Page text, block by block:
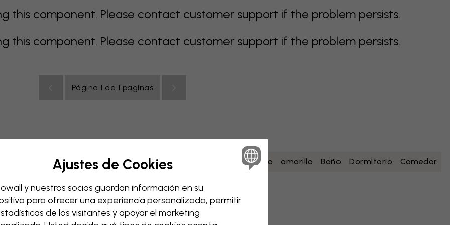
this component. Please contact customer support if the problem persists.
this component. Please contact customer support if the problem persists.
Página 1 de 1 páginas
coloridos naranja rosa púrpura blanco amarillo Baño Dormitorio Comedor
Ajustes de Cookies
y nuestros socios guardan información en su
para ofrecer una experiencia personalizada, permitir
de los visitantes y apoyar el marketing